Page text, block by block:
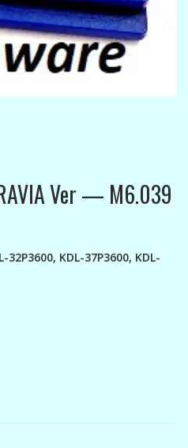
Ver — M6.039
KDL-37P3600, KDL-